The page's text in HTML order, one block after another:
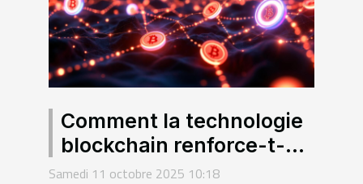
Comment la technologie
blockchain renforce-t-
elle la sécurité des
Samedi 11 octobre 2025 10:18